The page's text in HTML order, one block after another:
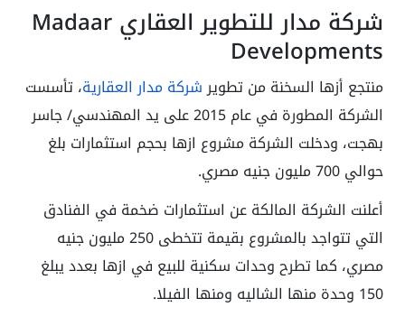
شركة مدار للتطوير العقاري Madaar
Developments
منتجع أزها السخنة من تطويرشركة مدار العقارية، تأسست
الشركة المطورة في عام 2015 على يد المهندسي/ جاسر
بهجت، ودخلت الشركة مشروع ازها بحجم استثمارات بلغ
حوالي 700 مليون جنيه مصري.
أعلنت الشركة المالكة عن استثمارات ضخمة في الفنادق
التي تتواجد بالمشروع بقيمة تتخطى 250 مليون جنيه
مصري، كما تطرح وحدات سكنية للبيع في ازها بعدد يبلغ
150 وحدة منها الشاليه ومنها الفيلا.